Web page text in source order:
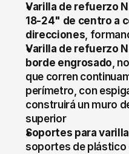
Varilla de refuerzo
18-24" de centro a
direcciones,
Varilla de refuerzo
borde engrosado,
que corren
perímetro, con
construirá un muro
superior
Soportes para
soportes de plástico